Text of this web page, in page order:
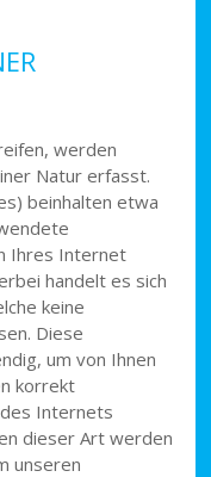
werden
Natur erfasst.
beinhalten etwa
Ihres Internet
handelt es sich
keine
Diese
um von Ihnen
korrekt
Internets
dieser Art werden
unseren